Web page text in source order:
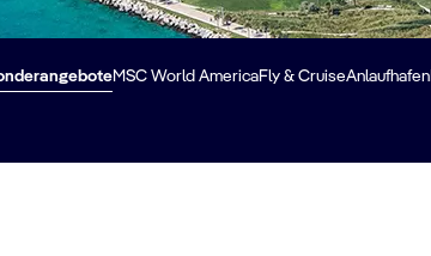
MSC World AmericaFly & CruiseAnlaufhafen